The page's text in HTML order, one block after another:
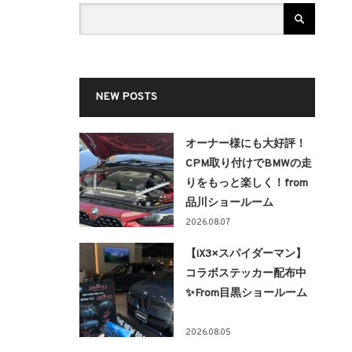
NEW POSTS
オーナー様にも大好評！
CPM取り付けでBMWの走
りをもっと楽しく！from
品川ショールーム
2026.08.07
【iX3×スパイダーマン】
コラボステッカー配布中
✨From目黒ショールーム
2026.08.05